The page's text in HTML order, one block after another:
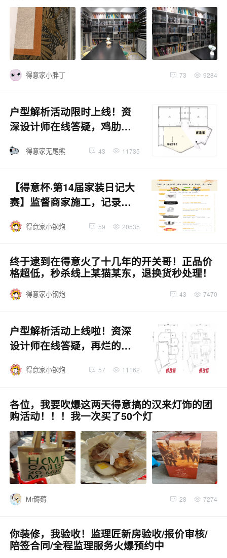
得意家小胖丁 73 9284
户型解析活动限时上线！资
深设计师在线答疑，鸡肋空
得意家无尾熊 43 11735
【得意杯·第14届家装日记大
赛】监督商家施工，记录小
家蜕变！写日记，赢豪华大
奖！得意家小钢炮 59 20535
终于逮到在得意火了十几年的开关哥！正品价
格超低，秒杀线上某猫某东，退换货秒处理！
得意家小钢炮 43 7470
户型解析活动上线啦！资深
设计师在线答疑，再烂的户
型也有破解高招！快扫码进
群！得意家小钢炮 57 11162
各位，我要吹爆这两天得意搞的汉来灯饰的团
购活动！！！我一次买了50个灯
Mr薅薅 28 7274
你装修，我验收！监理匠新房验收/报价审核/
陪签合同/全程监理服务火爆预约中